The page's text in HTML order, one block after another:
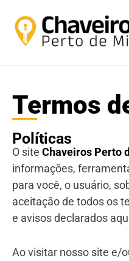
para
Termos
Políticas
O site Chaveiros Perto
informações,
para você, o usuário,
aceitação de todos os
e avisos declarados
Ao visitar nosso site e/